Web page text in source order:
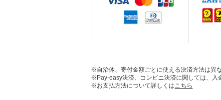
※自治体、寄付金額ごとに使える決済方法は異な
※Pay-easy決済、コンビニ決済に関しては、入
※お支払方法について詳しくはこちら